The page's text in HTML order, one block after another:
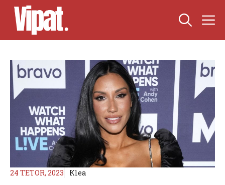
Skip
content
24 TETOR, 2023 Klea